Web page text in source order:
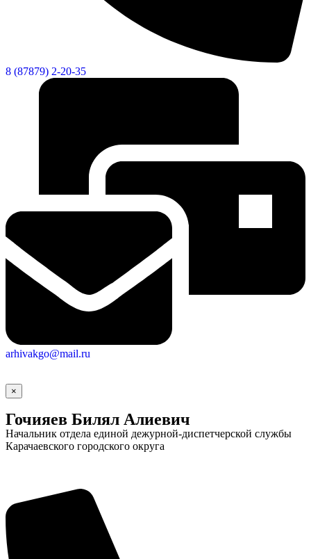
8 (87879) 2-20-35
arhivakgo@mail.ru
×
Гочияев Билял Алиевич
Начальник отдела единой дежурной-диспетчерской службы
Карачаевского городского округа